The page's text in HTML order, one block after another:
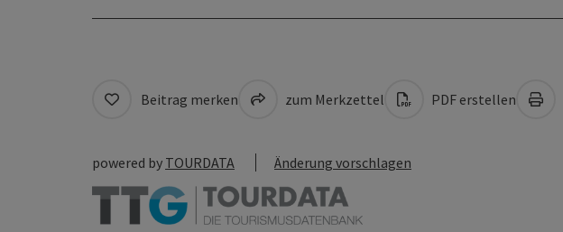
Beitrag merken zum Merkzettel PDF erstellen
powered by TOURDATA Änderung vorschlagen